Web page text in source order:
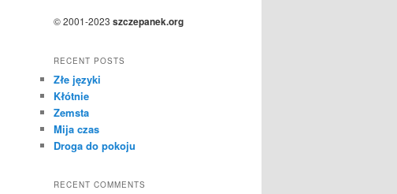
r© 2001-2023 szczepanek.org
RECENT POSTS
Złe języki
Kłótnie
Zemsta
Mija czas
Droga do pokoju
RECENT COMMENTS